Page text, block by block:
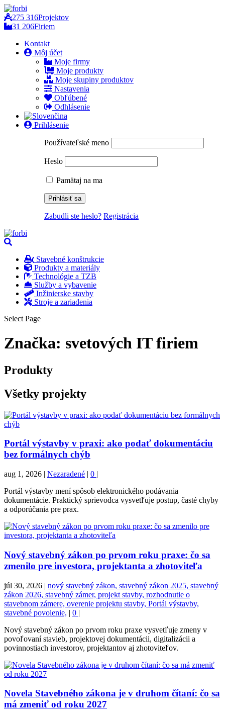
275 316Projektov
31 206Firiem
Kontakt
Môj účet
Moje firmy
Moje produkty
Moje skupiny produktov
Nastavenia
Obľúbené
Odhlásenie
Prihlásenie
Používateľské meno
Heslo
Pamätaj na ma
Zabudli ste heslo? Registrácia
Stavebné konštrukcie
Produkty a materiály
Technológie a TZB
Služby a vybavenie
Inžinierske stavby
Stroje a zariadenia
Select Page
Značka: svetových IT firiem
Produkty
Všetky projekty
Portál výstavby v praxi: ako podať dokumentáciu
bez formálnych chýb
aug 1, 2026 | Nezaradené | 0 |
Portál výstavby mení spôsob elektronického podávania
dokumentácie. Praktický sprievodca vysvetľuje postup, časté chyby
a odporúčania pre prax.
Nový stavebný zákon po prvom roku praxe: čo sa
zmenilo pre investora, projektanta a zhotoviteľa
júl 30, 2026 | nový stavebný zákon, stavebný zákon 2025, stavebný
zákon 2026, stavebný zámer, projekt stavby, rozhodnutie o
stavebnom zámere, overenie projektu stavby, Portál výstavby,
stavebné povolenie, | 0 |
Nový stavebný zákon po prvom roku praxe vysvetľuje zmeny v
povoľovaní stavieb, projektovej dokumentácii, digitalizácii a
povinnostiach investorov, projektantov aj zhotoviteľov.
Novela Stavebného zákona je v druhom čítaní: čo sa
má zmeniť od roku 2027